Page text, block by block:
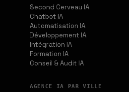
Second Cerveau IA
Chatbot IA
Automatisation IA
Développement IA
Intégration IA
Formation IA
Conseil & Audit IA
AGENCE IA PAR VILLE